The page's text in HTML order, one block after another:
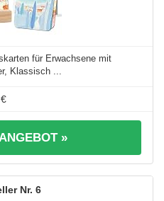
für Erwachsene mit
Klassisch ...
»
6